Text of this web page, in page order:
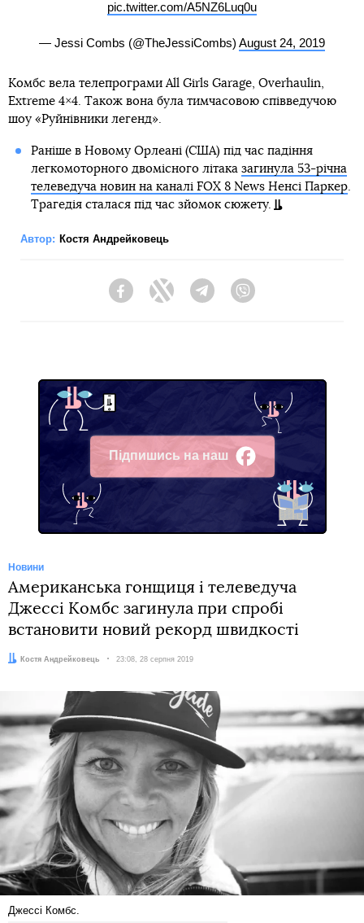
pic.twitter.com/A5NZ6Luq0u
— Jessi Combs (@TheJessiCombs) August 24, 2019
Комбс вела телепрограми All Girls Garage, Overhaulin,
Extreme 4×4. Також вона була тимчасовою співведучою
шоу «Руйнівники легенд».
Раніше в Новому Орлеані (США) під час падіння
легкомоторного двомісного літака загинула 53-річна
телеведуча новин на каналі FOX 8 News Ненсі Паркер.
Трагедія сталася під час зйомок сюжету.
Автор: Костя Андрейковець
FacebookTwitter Telegram
Підпишись на наш
Facebook
Новини
Американська гонщиця і телеведуча
Джессі Комбс загинула при спробі
встановити новий рекорд швидкості
Автор:Костя Андрейковець Дата:
23:08, 28 серпня 2019
Джессі Комбс.